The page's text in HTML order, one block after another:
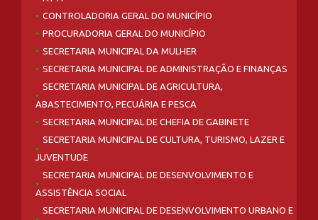
CONTROLADORIA GERAL DO MUNICÍPIO
PROCURADORIA GERAL DO MUNICÍPIO
SECRETARIA MUNICIPAL DA MULHER
SECRETARIA MUNICIPAL DE ADMINISTRAÇÃO E FINANÇAS
SECRETARIA MUNICIPAL DE AGRICULTURA,
ABASTECIMENTO, PECUÁRIA E PESCA
SECRETARIA MUNICIPAL DE CHEFIA DE GABINETE
SECRETARIA MUNICIPAL DE CULTURA, TURISMO, LAZER E
JUVENTUDE
SECRETARIA MUNICIPAL DE DESENVOLVIMENTO E
ASSISTÊNCIA SOCIAL
SECRETARIA MUNICIPAL DE DESENVOLVIMENTO URBANO E